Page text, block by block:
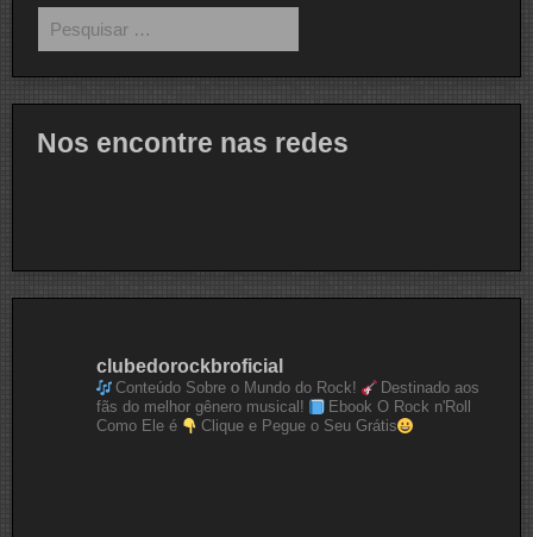
por:
Nos encontre nas redes
clubedorockbroficial
Conteúdo Sobre o Mundo do Rock!
Destinado aos
fãs do melhor gênero musical!
Ebook O Rock n'Roll
Como Ele é
Clique e Pegue o Seu Grátis